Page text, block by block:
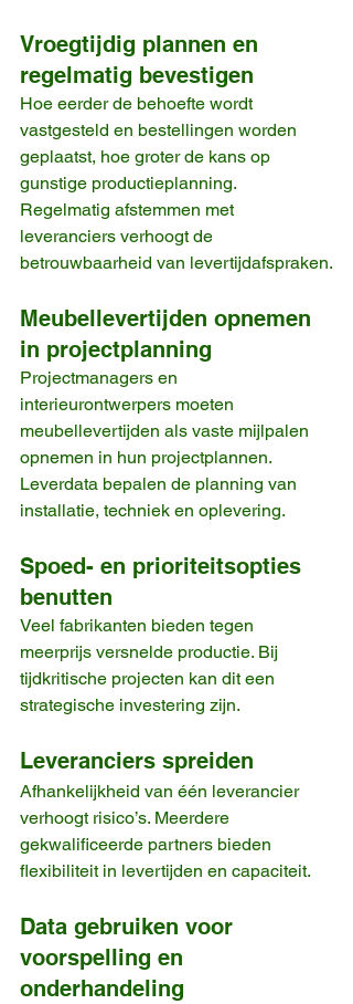
Vroegtijdig plannen en
regelmatig bevestigen
Hoe eerder de behoefte wordt
vastgesteld en bestellingen worden
geplaatst, hoe groter de kans op
gunstige productieplanning.
Regelmatig afstemmen met
leveranciers verhoogt de
betrouwbaarheid van levertijdafspraken.
Meubellevertijden opnemen
in projectplanning
Projectmanagers en
interieurontwerpers moeten
meubellevertijden als vaste mijlpalen
opnemen in hun projectplannen.
Leverdata bepalen de planning van
installatie, techniek en oplevering.
Spoed- en prioriteitsopties
benutten
Veel fabrikanten bieden tegen
meerprijs versnelde productie. Bij
tijdkritische projecten kan dit een
strategische investering zijn.
Leveranciers spreiden
Afhankelijkheid van één leverancier
verhoogt risico’s. Meerdere
gekwalificeerde partners bieden
flexibiliteit in levertijden en capaciteit.
Data gebruiken voor
voorspelling en
onderhandeling